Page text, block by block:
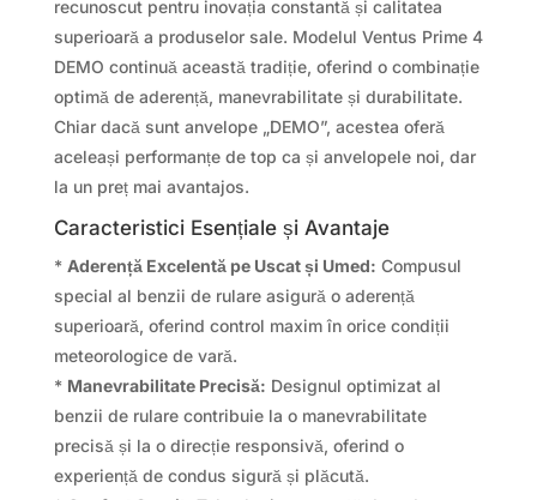
recunoscut pentru inovația constantă și calitatea
superioară a produselor sale. Modelul Ventus Prime 4
DEMO continuă această tradiție, oferind o combinație
optimă de aderență, manevrabilitate și durabilitate.
Chiar dacă sunt anvelope „DEMO”, acestea oferă
aceleași performanțe de top ca și anvelopele noi, dar
la un preț mai avantajos.
Caracteristici Esențiale și Avantaje
* Aderență Excelentă pe Uscat și Umed: Compusul
special al benzii de rulare asigură o aderență
superioară, oferind control maxim în orice condiții
meteorologice de vară.
* Manevrabilitate Precisă: Designul optimizat al
benzii de rulare contribuie la o manevrabilitate
precisă și la o direcție responsivă, oferind o
experiență de condus sigură și plăcută.